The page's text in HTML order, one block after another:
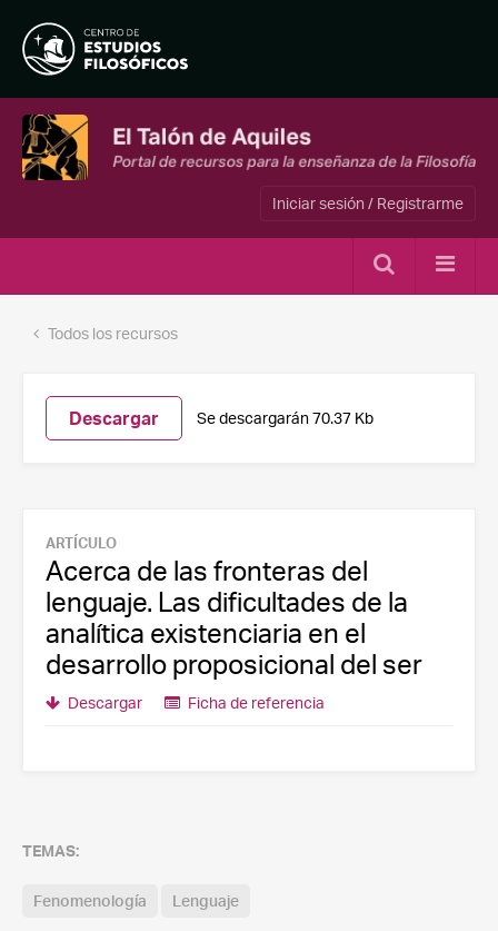
Iniciar sesión / Registrarme
Todos los recursos
Descargar Se descargarán 70.37 Kb
ARTÍCULO
Acerca de las fronteras del
lenguaje. Las dificultades de la
analítica existenciaria en el
desarrollo proposicional del ser
Descargar Ficha de referencia
TEMAS:
Fenomenología Lenguaje